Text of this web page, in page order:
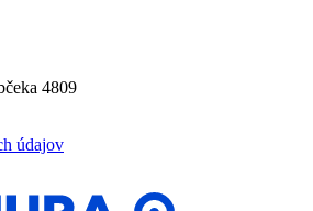
4809
údajov